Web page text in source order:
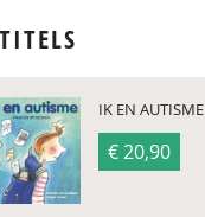
IK EN AUTISME
€ 20,90